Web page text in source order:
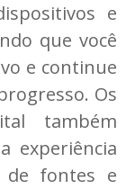
e
que você
e continue
Os
também
experiência
de fontes e